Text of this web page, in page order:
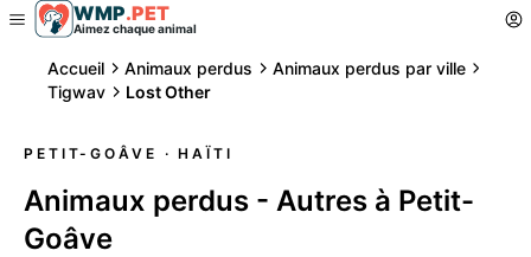
WMP.PET
Aimez chaque animal
Accueil Animaux perdus
Animaux perdus par ville
Tigwav
Lost Other
PETIT-GOÂVE · HAÏTI
Animaux perdus - Autres à Petit-
Goâve